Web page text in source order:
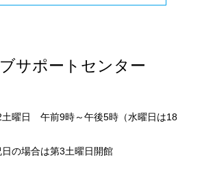
サポートセンター
土曜日 午前9時～午後5時（水曜日は18
の場合は第3土曜日開館